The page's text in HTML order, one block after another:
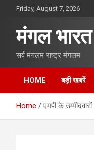
c
n
Friday, August 7, 2026
मंगल भारत
सर्व मंगलम राष्ट्र मंगलम
HOME बड़ी खबरें
Home एमपी के